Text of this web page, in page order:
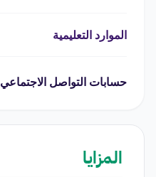
الموارد التعليمية
حسابات التواصل الاجتماعي
المزايا